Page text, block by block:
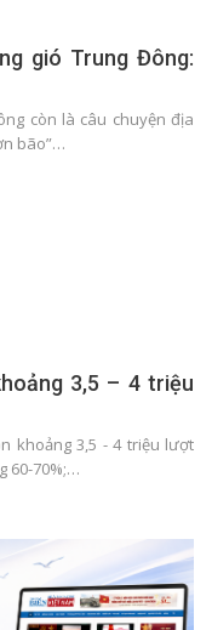
gió Trung Đông:
còn là câu chuyện địa
bão”…
3,5 – 4 triệu
khoảng 3,5 - 4 triệu lượt
60-70%;…